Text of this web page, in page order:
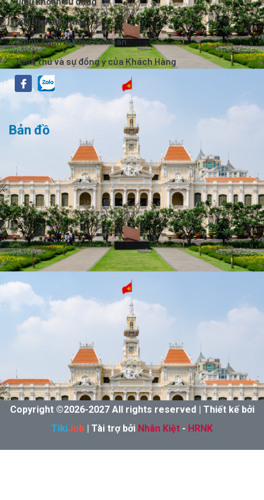
Quy định bảo mật
Chính sách dữ liệu cá nhân
Tuân thủ và sự đồng ý của Khách Hàng
Bản đồ
Copyright ©2026-2027 All rights reserved | Thiết kế bởi
TikiJob | Tài trợ bởi Nhân Kiệt - HRNK